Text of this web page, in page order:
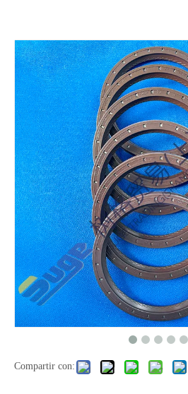
Compartir con: